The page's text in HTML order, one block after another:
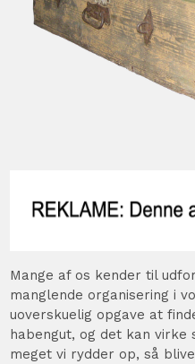
Mange af os kender til
manglende organisering i
uoverskuelig opgave at
habengut, og det kan virke
meget vi rydder op, så